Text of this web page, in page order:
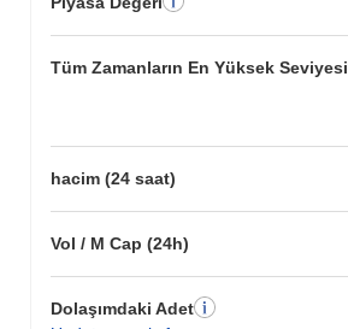
Tüm Zamanların En Yüksek Seviyesi
hacim (24 saat)
Vol / M Cap (24h)
Dolaşımdaki Adet